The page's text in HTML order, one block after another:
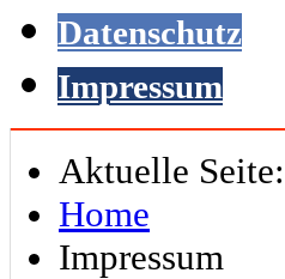
Datenschutz
Impressum
Aktuelle Seite:
Home
Impressum